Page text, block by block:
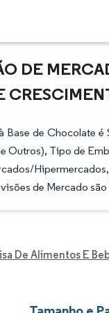
DE
Base de Chocolate
Outros), Tipo de
de Mercado são
De Alimentos E